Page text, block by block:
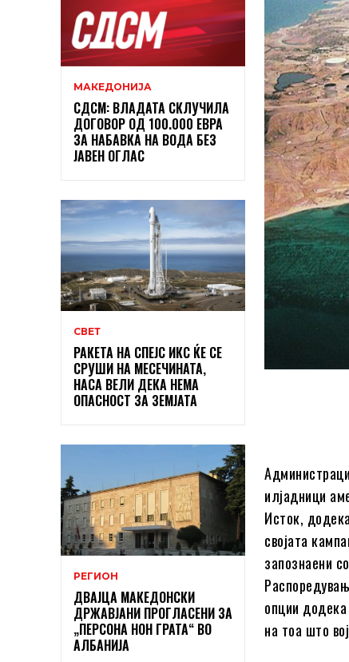
МАКЕДОНИЈА
СДСМ: ВЛАДАТА СКЛУЧИЛА
ДОГОВОР ОД 100.000 ЕВРА
ЗА НАБАВКА НА ВОДА БЕЗ
ЈАВЕН ОГЛАС
СВЕТ
РАКЕТА НА СПЕЈС ИКС ЌЕ СЕ
СРУШИ НА МЕСЕЧИНАТА,
НАСА ВЕЛИ ДЕКА НЕМА
ОПАСНОСТ ЗА ЗЕМЈАТА
РЕГИОН
ДВАЈЦА МАКЕДОНСКИ
ДРЖАВЈАНИ ПРОГЛАСЕНИ ЗА
„ПЕРСОНА НОН ГРАТА“ ВО
АЛБАНИЈА
илјадници
Исток,
својата
запознаени
опции
на тоа што